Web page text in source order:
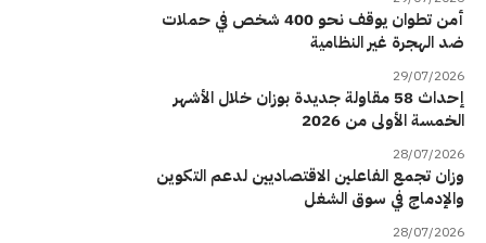
أمن تطوان يوقف نحو 400 شخص في حملات
ضد الهجرة غير النظامية
29/07/2026
إحداث 58 مقاولة جديدة بوزان خلال الأشهر
الخمسة الأولى من 2026
28/07/2026
وزان تجمع الفاعلين الاقتصاديين لدعم التكوين
والإدماج في سوق الشغل
28/07/2026